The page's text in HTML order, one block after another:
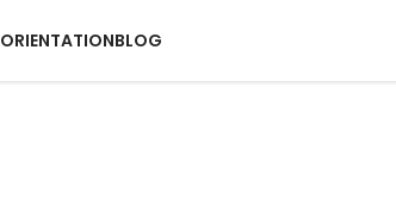
ORIENTATIONBLOG